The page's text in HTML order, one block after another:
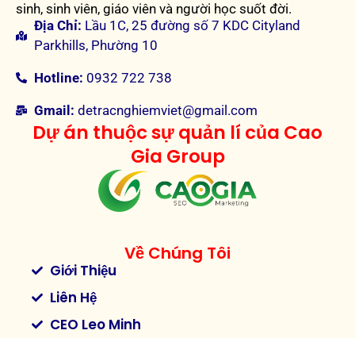
sinh, sinh viên, giáo viên và người học suốt đời.
Địa Chỉ: Lầu 1C, 25 đường số 7 KDC Cityland
Parkhills, Phường 10
Hotline: 0932 722 738
Gmail: detracnghiemviet@gmail.com
Dự án thuộc sự quản lí của Cao
Gia Group
Về Chúng Tôi
Giới Thiệu
Liên Hệ
CEO Leo Minh